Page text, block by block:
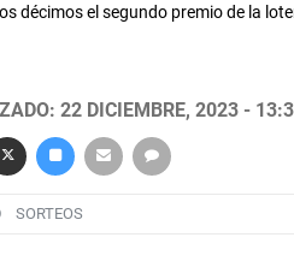
décimos el segundo premio de la
22 DICIEMBRE, 2023 -
SORTEOS